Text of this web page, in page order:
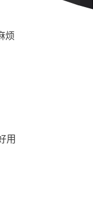
烦
用